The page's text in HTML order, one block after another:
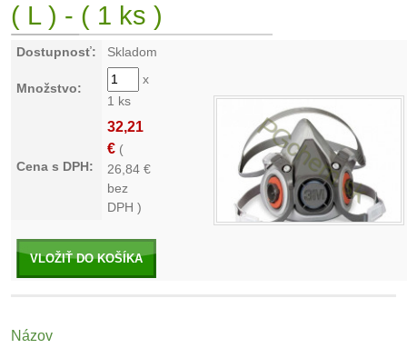
( L ) - ( 1 ks )
Dostupnosť: Skladom
Množstvo:
x
1 ks
Cena s DPH:
32,21
€ (
26,84 €
bez
DPH )
VLOŽIŤ DO KOŠÍKA
Názov